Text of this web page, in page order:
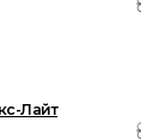
Лайт